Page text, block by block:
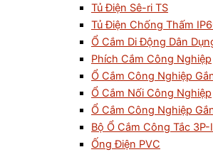
Tủ Điện Sê-ri TS
Tủ Điện Chống Thấm
Ổ Cắm Di Động Dân
Phích Cắm Công Nghiệp
Ổ Cắm Công Nghiệp
Ổ Cắm Nối Công Nghiệp
Ổ Cắm Công Nghiệp
Bộ Ổ Cắm Công Tắc 3P-
Ống Điện PVC